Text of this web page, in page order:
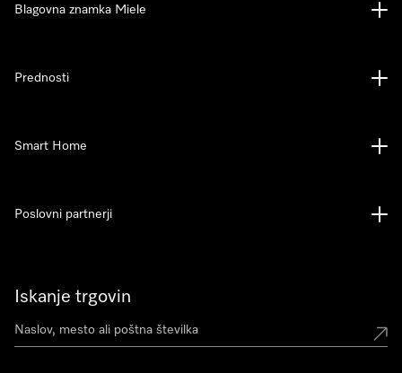
Iskanje trgovin
Blagovna znamka Miele
Prednosti
Smart Home
Poslovni partnerji